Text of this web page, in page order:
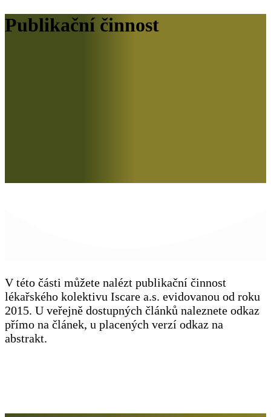
Publikační činnost
V této části můžete nalézt publikační činnost
lékařského kolektivu Iscare a.s. evidovanou od roku
2015. U veřejně dostupných článků naleznete odkaz
přímo na článek, u placených verzí odkaz na
abstrakt.